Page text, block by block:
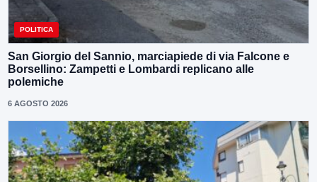
POLITICA
San Giorgio del Sannio, marciapiede di via Falcone e
Borsellino: Zampetti e Lombardi replicano alle
polemiche
6 AGOSTO 2026